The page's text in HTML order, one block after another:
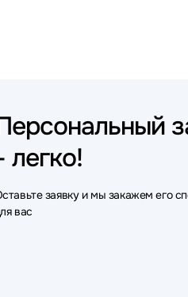
легко!
заявку и мы закажем его
вас